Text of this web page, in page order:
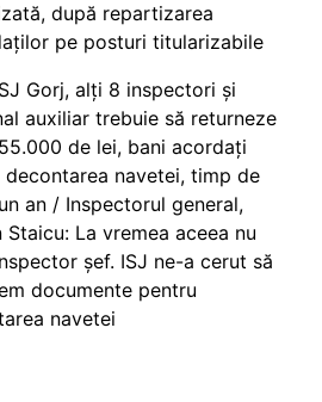
după repartizarea
pe posturi titularizabile
Gorj, alți 8 inspectori și
auxiliar trebuie să returneze
de lei, bani acordați
decontarea navetei, timp de
an / Inspectorul general,
Staicu: La vremea aceea nu
șef. ISJ ne-a cerut să
documente pentru
navetei